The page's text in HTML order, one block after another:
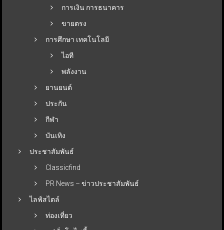
การเงิน การธนาคาร
ขายตรง
การศึกษา เทคโนโลยี
ไอที
พลังงาน
ยานยนต์
ประกัน
กีฬา
บันเทิง
ประชาสัมพันธ์
Classicfind
PR News – ข่าวประชาสัมพันธ์
ไลฟ์สไตล์
ท่องเที่ยว